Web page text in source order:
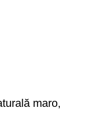
maro,